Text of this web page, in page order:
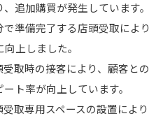
、追加購買が発生しています。
で準備完了する店頭受取によ
上しました。
受取時の接客により、顧客と
ート率が向上しています。
受取専用スペースの設置によ